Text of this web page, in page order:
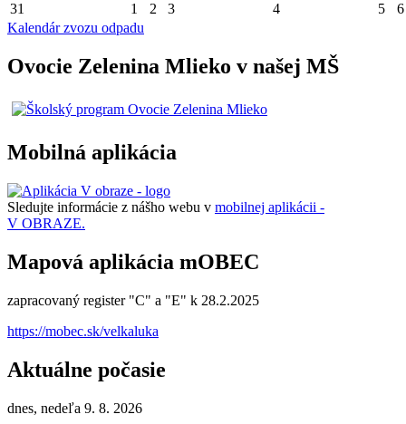
31 1 2 3 4 5
6
Kalendár zvozu odpadu
Ovocie Zelenina Mlieko v našej MŠ
Mobilná aplikácia
Sledujte informácie z nášho webu v mobilnej aplikácii -
V OBRAZE.
Mapová aplikácia mOBEC
zapracovaný register "C" a "E" k 28.2.2025
https://mobec.sk/velkaluka
Aktuálne počasie
dnes, nedeľa 9. 8. 2026